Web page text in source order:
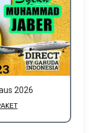
2026